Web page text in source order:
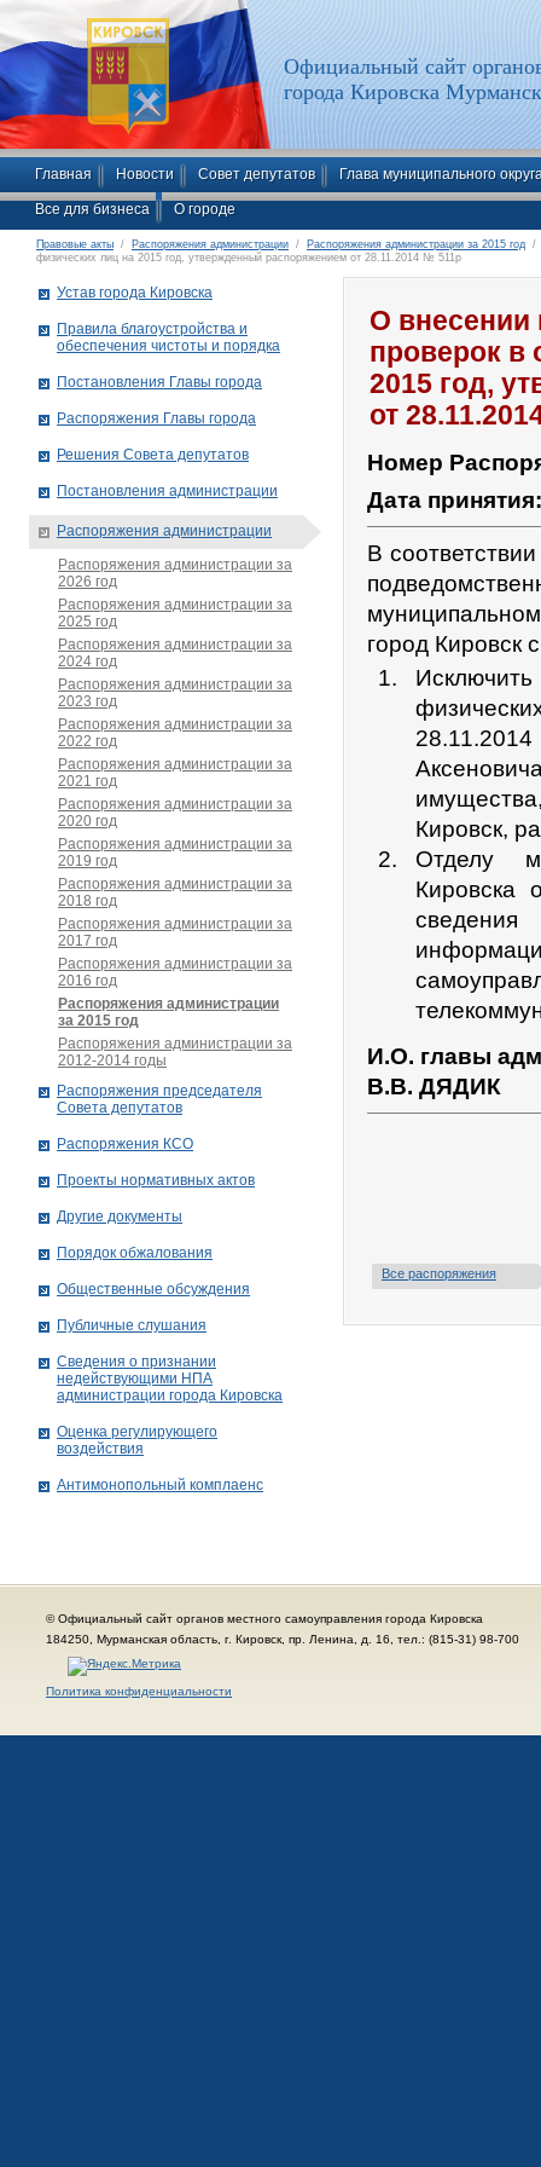
Официальный сайт
города Кировска
Главная Новости Совет депутатов Глава муниципального
Все для бизнеса О городе
Правовые акты / Распоряжения администрации / Распоряжения администрации за 2015 год /
физических лиц на 2015 год, утвержденный распоряжением от 28.11.2014 № 511р
О внесении
проверок в
2015 год,
от
Номер
Дата
В
город Кировск
Кировск,
Отделу
Кировска
сведения
И.О. главы
В.В. ДЯДИК
Все распоряжения
Устав города Кировска
Правила благоустройства и
обеспечения чистоты и порядка
Постановления Главы города
Распоряжения Главы города
Решения Совета депутатов
Постановления администрации
Распоряжения администрации
Распоряжения администрации за
2026 год
Распоряжения администрации за
2025 год
Распоряжения администрации за
2024 год
Распоряжения администрации за
2023 год
Распоряжения администрации за
2022 год
Распоряжения администрации за
2021 год
Распоряжения администрации за
2020 год
Распоряжения администрации за
2019 год
Распоряжения администрации за
2018 год
Распоряжения администрации за
2017 год
Распоряжения администрации за
2016 год
Распоряжения администрации
за 2015 год
Распоряжения администрации за
2012-2014 годы
Распоряжения председателя
Совета депутатов
Распоряжения КСО
Проекты нормативных актов
Другие документы
Порядок обжалования
Общественные обсуждения
Публичные слушания
Сведения о признании
недействующими НПА
администрации города Кировскa
Оценка регулирующего
воздействия
Антимонопольный комплаенс
© Официальный сайт органов местного самоуправления города Кировска
184250, Мурманская область, г. Кировск, пр. Ленина, д. 16, тел.: (815-31) 98-700
Политика конфиденциальности